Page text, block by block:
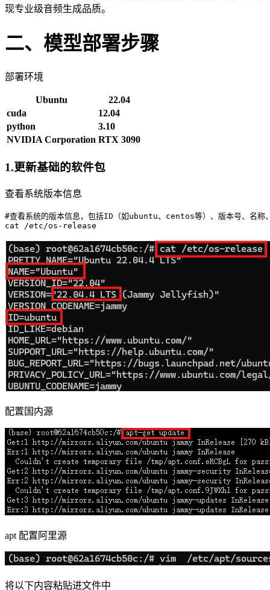
现专业级音频生成品质。
二、模型部署步骤
部署环境
Ubuntu
22.04
cuda
12.04
python
3.10
NVIDIA Corporation RTX 3090
1.更新基础的软件包
查看系统版本信息
#查看系统的版本信息，包括ID（如ubuntu、centos等）、版本号、名称
配置国内源
apt 配置阿里源
将以下内容粘贴进文件中